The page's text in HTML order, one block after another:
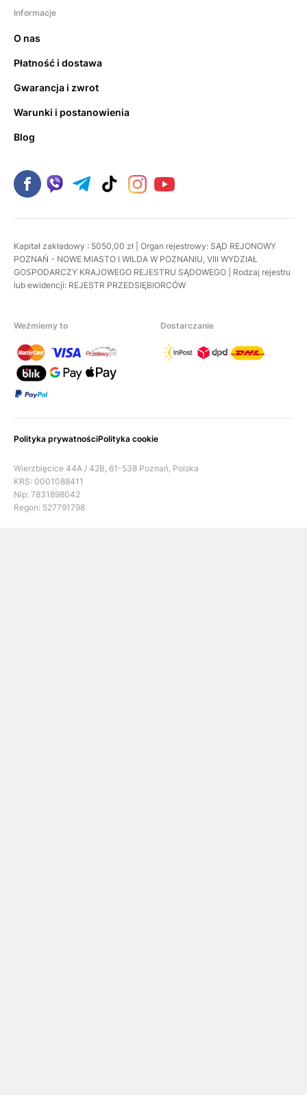
Informacje
O nas
Płatność i dostawa
Gwarancja i zwrot
Warunki i postanowienia
Blog
Kapitał zakładowy : 5050,00 zł | Organ rejestrowy: SĄD REJONOWY
POZNAŃ - NOWE MIASTO I WILDA W POZNANIU, VIII WYDZIAŁ
GOSPODARCZY KRAJOWEGO REJESTRU SĄDOWEGO | Rodzaj rejestru
lub ewidencji: REJESTR PRZEDSIĘBIORCÓW
Weźmiemy to Dostarczanie
Polityka prywatnościPolityka cookie
Wierzbięcice 44A / 42B, 61-538 Poznań, Polska
KRS: 0001088411
Nip: 7831898042
Regon: 527791798